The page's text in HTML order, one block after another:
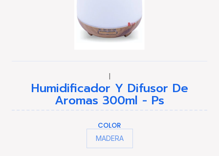
|
Humidificador Y Difusor De
Aromas 300ml - Ps
COLOR
MADERA